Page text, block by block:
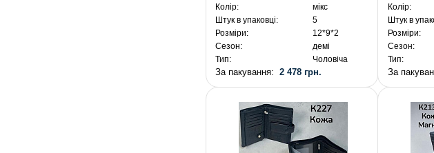
Колір:
мікс
Штук в упаковці:
5
Розміри:
12*9*2
Сезон:
демі
Тип:
Чоловіча
За пакування:2 478 грн.
Колір:
Штук в
Розміри:
Сезон:
Тип:
За